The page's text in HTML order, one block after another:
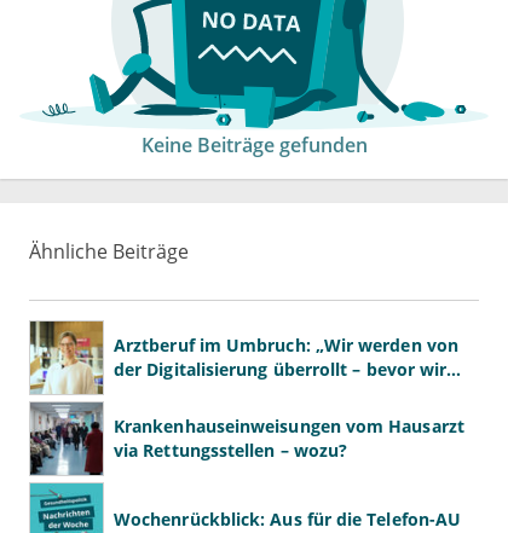
Keine Beiträge gefunden
Ähnliche Beiträge
Arztberuf im Umbruch: „Wir werden von
der Digitalisierung überrollt – bevor wir
Krankenhauseinweisungen vom Hausarzt
via Rettungsstellen – wozu?
Wochenrückblick: Aus für die Telefon-AU